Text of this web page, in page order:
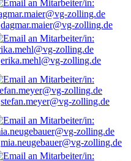
dagmar.maier@vg-zolling.de
erika.mehl@vg-zolling.de
stefan.meyer@vg-zolling.de
mia.neugebauer@vg-zolling.de